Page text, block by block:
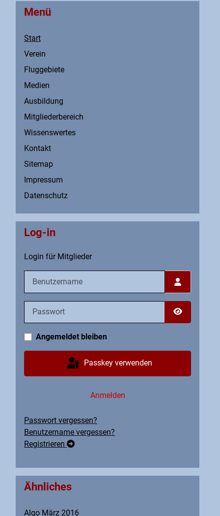
Menü
Start
Verein
Fluggebiete
Medien
Ausbildung
Mitgliederbereich
Wissenswertes
Kontakt
Sitemap
Impressum
Datenschutz
Log-in
Login für Mitglieder
Passwort
Angemeldet bleiben
Passkey verwenden
Anmelden
Passwort vergessen?
Benutzername vergessen?
Registrieren
Ähnliches
Algo März 2016